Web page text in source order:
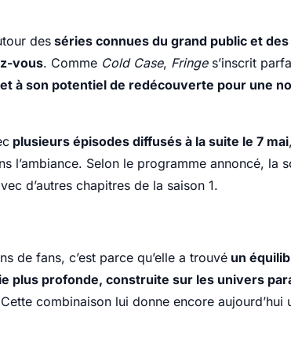
des séries connues du grand public et
vous. Comme Cold Case, Fringe s’inscrit
à son potentiel de redécouverte pour une
plusieurs épisodes diffusés à la suite le 7 mai
l’ambiance. Selon le programme annoncé, la
d’autres chapitres de la saison 1.
de fans, c’est parce qu’elle a trouvé un
plus profonde, construite sur les univers
combinaison lui donne encore aujourd’hui